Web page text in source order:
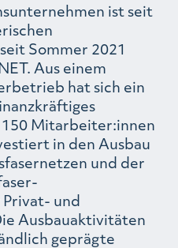
ist seit
Sommer 2021
Aus einem
hat sich ein
Mitarbeiter:innen
in den Ausbau
und der
und
Ausbauaktivitäten
geprägte